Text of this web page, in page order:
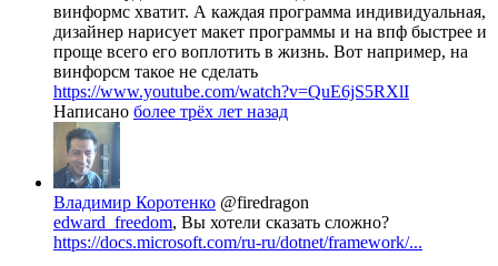
винформс хватит. А каждая программа индивидуальная,
дизайнер нарисует макет программы и на впф быстрее и
проще всего его воплотить в жизнь. Вот например, на
винфорсм такое не сделать
https://www.youtube.com/watch?v=QuE6jS5RXlI
Написано более трёх лет назад
Владимир Коротенко @firedragon
edward_freedom, Вы хотели сказать сложно?
https://docs.microsoft.com/ru-ru/dotnet/framework/...